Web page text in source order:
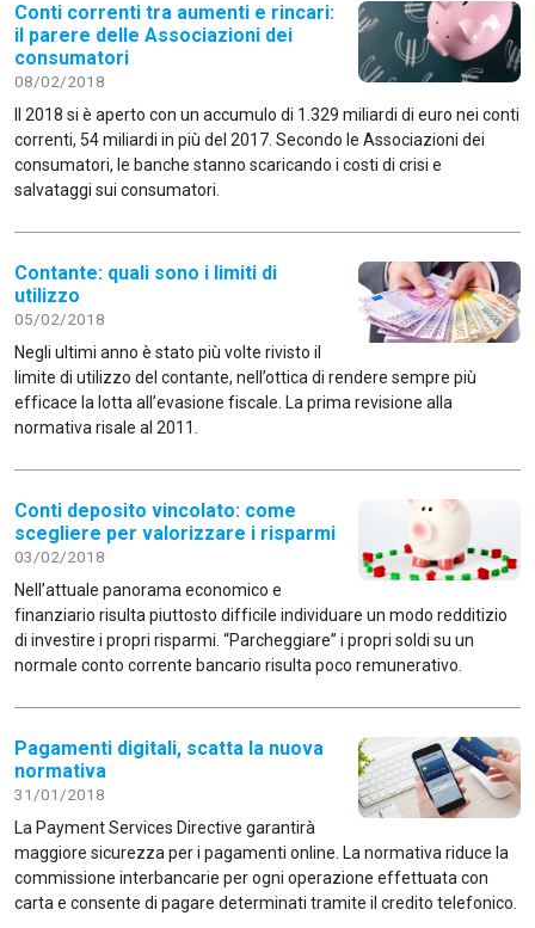
Conti correnti tra aumenti e rincari:
il parere delle Associazioni dei
consumatori
08/02/2018
Il 2018 si è aperto con un accumulo di 1.329 miliardi di euro nei conti
correnti, 54 miliardi in più del 2017. Secondo le Associazioni dei
consumatori, le banche stanno scaricando i costi di crisi e
salvataggi sui consumatori.
Contante: quali sono i limiti di
utilizzo
05/02/2018
Negli ultimi anno è stato più volte rivisto il
limite di utilizzo del contante, nell’ottica di rendere sempre più
efficace la lotta all’evasione fiscale. La prima revisione alla
normativa risale al 2011.
Conti deposito vincolato: come
scegliere per valorizzare i risparmi
03/02/2018
Nell’attuale panorama economico e
finanziario risulta piuttosto difficile individuare un modo redditizio
di investire i propri risparmi. “Parcheggiare” i propri soldi su un
normale conto corrente bancario risulta poco remunerativo.
Pagamenti digitali, scatta la nuova
normativa
31/01/2018
La Payment Services Directive garantirà
maggiore sicurezza per i pagamenti online. La normativa riduce la
commissione interbancarie per ogni operazione effettuata con
carta e consente di pagare determinati tramite il credito telefonico.